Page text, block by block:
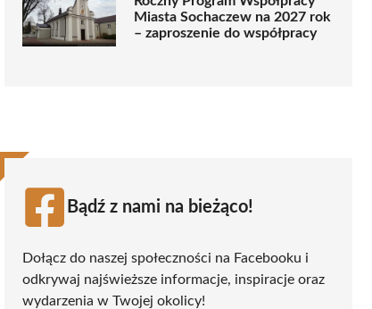
Miasta Sochaczew na 2027 rok
– zaproszenie do współpracy
Bądź z nami na bieżąco!
Dołącz do naszej społeczności na Facebooku i
odkrywaj najświeższe informacje, inspiracje oraz
wydarzenia w Twojej okolicy!